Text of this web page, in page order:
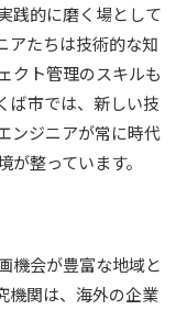
践的に磨く場として
アたちは技術的な知
クト管理のスキルも
ば市では、新しい技
ンジニアが常に時代
整っています。
機会が豊富な地域と
機関は、海外の企業